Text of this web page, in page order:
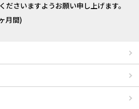
ださいますようお願い申し上げます。
月間)